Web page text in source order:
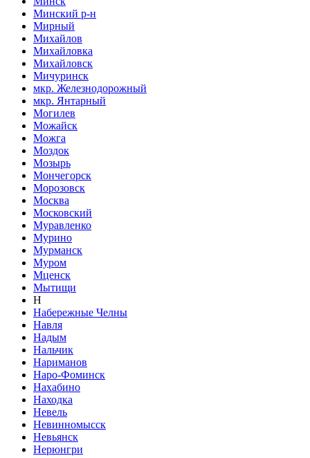
Минский р-н
Мирный
Михайлов
Михайловка
Михайловск
Мичуринск
мкр. Железнодорожный
мкр. Янтарный
Могилев
Можайск
Можга
Моздок
Мозырь
Мончегорск
Морозовск
Москва
Московский
Муравленко
Мурино
Мурманск
Муром
Мценск
Мытищи
Н
Набережные Челны
Навля
Надым
Нальчик
Нариманов
Наро-Фоминск
Нахабино
Находка
Невель
Невинномысск
Невьянск
Нерюнгри